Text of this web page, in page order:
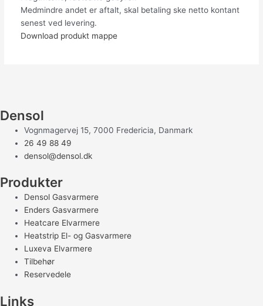
Medmindre andet er aftalt, skal betaling ske netto kontant
senest ved levering.
Download produkt mappe
Densol
Vognmagervej 15, 7000 Fredericia, Danmark
26 49 88 49
densol@densol.dk
Produkter
Densol Gasvarmere
Enders Gasvarmere
Heatcare Elvarmere
Heatstrip El- og Gasvarmere
Luxeva Elvarmere
Tilbehør
Reservedele
Links